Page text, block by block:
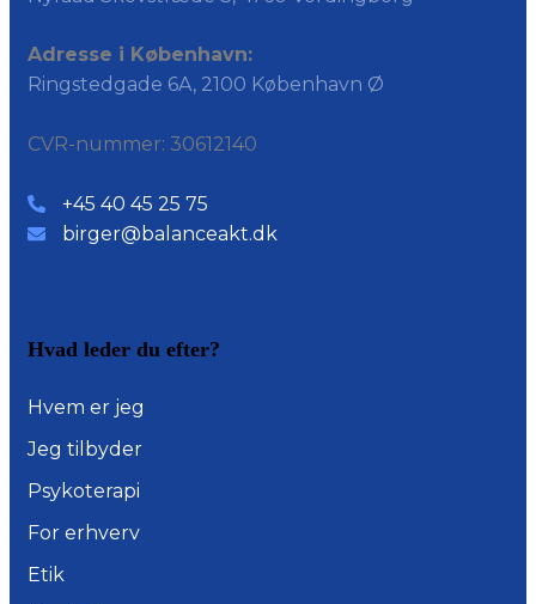
Adresse i København:
Ringstedgade 6A, 2100 København Ø
CVR-nummer: 30612140
+45 40 45 25 75
birger@balanceakt.dk
Hvad leder du efter?
Hvem er jeg
Jeg tilbyder
Psykoterapi
For erhverv
Etik